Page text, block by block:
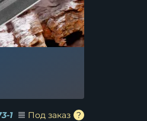
1
Под заказ